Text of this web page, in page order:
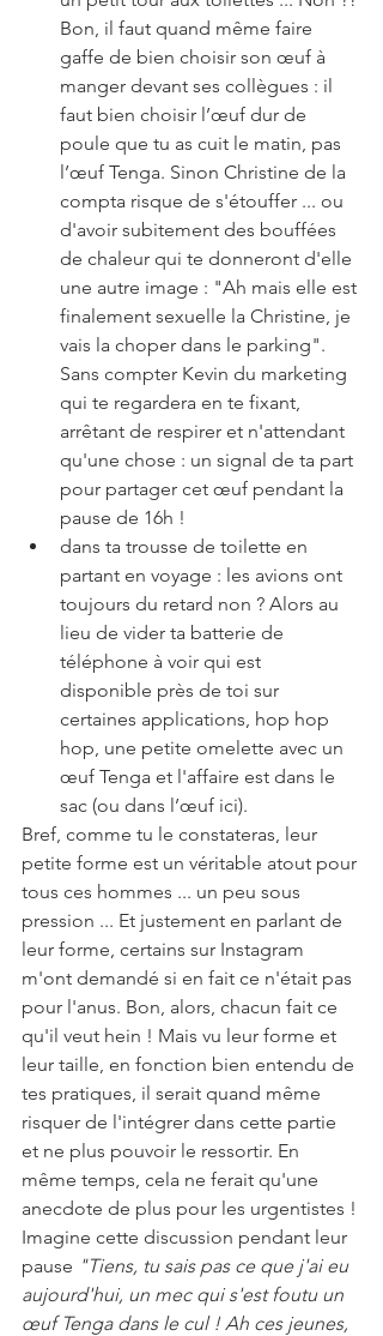
Bon, il faut quand même faire
gaffe de bien choisir son œuf à
manger devant ses collègues : il
faut bien choisir l’œuf dur de
poule que tu as cuit le matin, pas
l’œuf Tenga. Sinon Christine de la
compta risque de s'étouffer ... ou
d'avoir subitement des bouffées
de chaleur qui te donneront d'elle
une autre image : "Ah mais elle est
finalement sexuelle la Christine, je
vais la choper dans le parking".
Sans compter Kevin du marketing
qui te regardera en te fixant,
arrêtant de respirer et n'attendant
qu'une chose : un signal de ta part
pour partager cet œuf pendant la
pause de 16h !
dans ta trousse de toilette en
partant en voyage : les avions ont
toujours du retard non ? Alors au
lieu de vider ta batterie de
téléphone à voir qui est
disponible près de toi sur
certaines applications, hop hop
hop, une petite omelette avec un
œuf Tenga et l'affaire est dans le
sac (ou dans l’œuf ici).
Bref, comme tu le constateras, leur
petite forme est un véritable atout pour
tous ces hommes ... un peu sous
pression ... Et justement en parlant de
leur forme, certains sur Instagram
m'ont demandé si en fait ce n'était pas
pour l'anus. Bon, alors, chacun fait ce
qu'il veut hein ! Mais vu leur forme et
leur taille, en fonction bien entendu de
tes pratiques, il serait quand même
risquer de l'intégrer dans cette partie
et ne plus pouvoir le ressortir. En
même temps, cela ne ferait qu'une
anecdote de plus pour les urgentistes !
Imagine cette discussion pendant leur
pause "Tiens, tu sais pas ce que j'ai eu
aujourd'hui, un mec qui s'est foutu un
œuf Tenga dans le cul ! Ah ces jeunes,